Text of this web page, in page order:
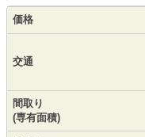
価格
交通
間取り
(専有面積)